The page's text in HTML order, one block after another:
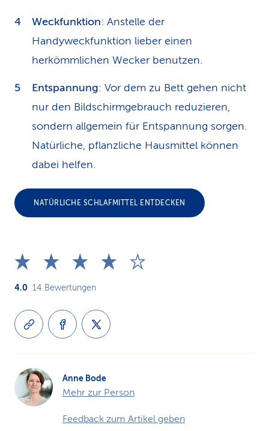
Weckfunktion: Anstelle der
Handyweckfunktion lieber einen
herkömmlichen Wecker benutzen.
Entspannung: Vor dem zu Bett gehen nicht
nur den Bildschirmgebrauch reduzieren,
sondern allgemein für Entspannung sorgen.
Natürliche, pflanzliche Hausmittel können
dabei helfen.
NATÜRLICHE SCHLAFMITTEL ENTDECKEN
4.0 14 Bewertungen
Anne Bode
Mehr zur Person
Feedback zum Artikel geben